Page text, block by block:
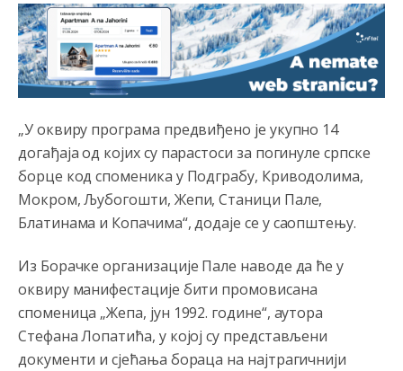
„У оквиру програма предвиђено је укупно 14
догађаја од којих су парастоси за погинуле српске
борце код споменика у Подграбу, Криводолима,
Мокром, Љубогошти, Жепи, Станици Пале,
Блатинама и Копачима“, додаје се у саопштењу.
Из Борачке организације Пале наводе да ће у
оквиру манифестације бити промовисана
споменица „Жепа, јун 1992. године“, аутора
Стефана Лопатића, у којој су представљени
документи и сјећања бораца на најтрагичнији
RS je država ako nisi znao
Анонимно2806339 јуче
4:24
RS je država ako nisi znao
биће увек држава за турчина који овде уноси немир
Анонимно2806552 јуче 5:39
nije mujo turcin, mujo ue bendasr
Možete sebi umisliti da je i Kosovo dio Srbije al
nije...probajte ući bezpasosa.Takoirs.Umislili ste da
ste nebeski narod
Анонимно2806773 јуче 6:56